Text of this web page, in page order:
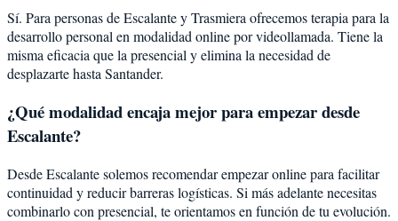
Sí. Para personas de Escalante y Trasmiera ofrecemos terapia para la
desarrollo personal en modalidad online por videollamada. Tiene la
misma eficacia que la presencial y elimina la necesidad de
desplazarte hasta Santander.
¿Qué modalidad encaja mejor para empezar desde
Escalante?
Desde Escalante solemos recomendar empezar online para facilitar
continuidad y reducir barreras logísticas. Si más adelante necesitas
combinarlo con presencial, te orientamos en función de tu evolución.